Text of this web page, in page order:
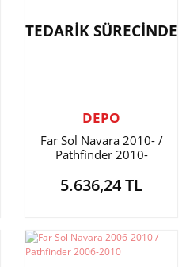
TEDARİK SÜRECİNDE
DEPO
Far Sol Navara 2010- /
Pathfinder 2010-
5.636,24 TL